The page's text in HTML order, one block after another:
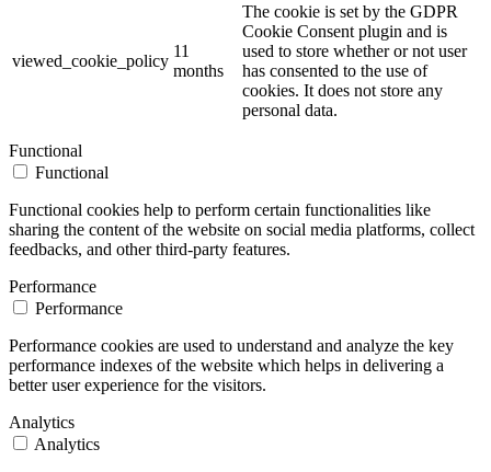
viewed_cookie_policy
11
months
The cookie is set by the GDPR
Cookie Consent plugin and is
used to store whether or not user
has consented to the use of
cookies. It does not store any
personal data.
Functional
Functional
Functional cookies help to perform certain functionalities like
sharing the content of the website on social media platforms, collect
feedbacks, and other third-party features.
Performance
Performance
Performance cookies are used to understand and analyze the key
performance indexes of the website which helps in delivering a
better user experience for the visitors.
Analytics
Analytics